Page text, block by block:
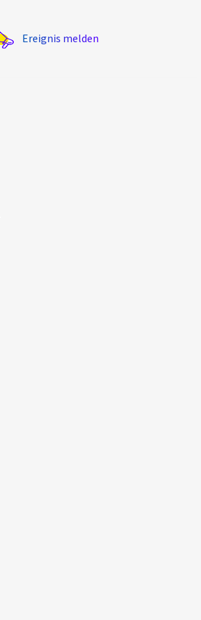
Ereignis melden